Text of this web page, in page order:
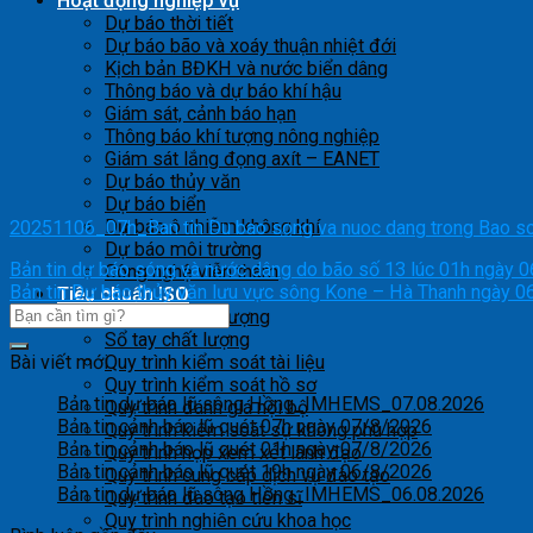
Dự báo thời tiết
Dự báo bão và xoáy thuận nhiệt đới
Kịch bản BĐKH và nước biển dâng
Thông báo và dự báo khí hậu
Giám sát, cảnh báo hạn
Thông báo khí tượng nông nghiệp
Giám sát lắng đọng axít – EANET
Dự báo thủy văn
Dự báo biển
Dự báo ô nhiễm không khí
Dự báo môi trường
Công nghệ viễn thám
Tiêu chuẩn ISO
Mục tiêu chất lượng
Sổ tay chất lượng
Quy trình kiểm soát tài liệu
Quy trình kiểm soát hồ sơ
Quy trình đánh giá nội bộ
Quy trình kiểm soát sự không phù hợp
Quy trình họp xem xét lãnh đạo
Quy trình cung cấp dịch vụ đào tạo
Quy trình đào tạo tiến sĩ
Quy trình nghiên cứu khoa học
20251106_07h_Ban tin Du bao song va nuoc dang trong Bao
Bản tin dự báo sóng và nước dâng do bão số 13 lúc 01h ngày
Bản tin Dự báo thủy văn lưu vực sông Kone – Hà Thanh ngày
Bài viết mới
Bản tin dự báo lũ sông Hồng_IMHEMS_07.08.2026
Bản tin cảnh báo lũ quét 07h ngày 07/8/2026
Bản tin cảnh báo lũ quét 01h ngày 07/8/2026
Bản tin cảnh báo lũ quét 19h ngày 06/8/2026
Bản tin dự báo lũ sông Hồng_IMHEMS_06.08.2026